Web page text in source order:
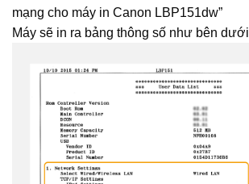
mạng cho máy in Canon LBP151dw”
Máy sẽ in ra bảng thông số như bên dưới